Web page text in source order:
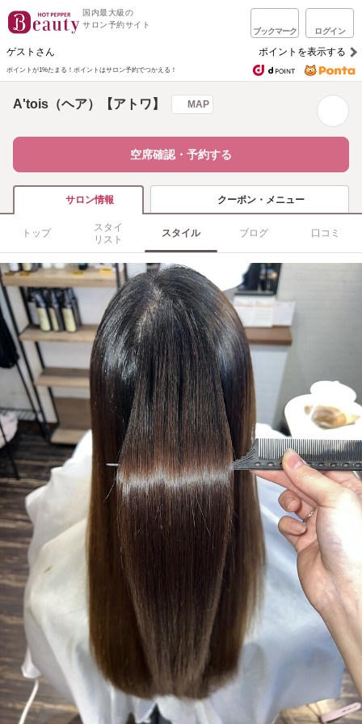
国内最大級の
サロン予約サイト
ブックマーク ログイン
ゲストさん ポイントを表示する
ポイントが1%たまる！ ポイントはサロン予約でつかえる！
A'tois（ヘア）【アトワ】 MAP
空席確認・予約する
サロン情報 クーポン・メニュー
トップ
スタイ
リスト
スタイル ブログ 口コミ